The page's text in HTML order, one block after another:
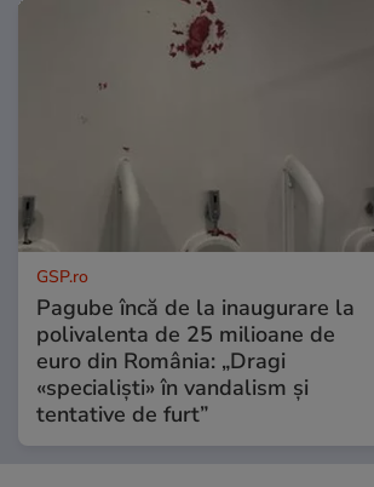
GSP.ro
Pagube încă de la inaugurare la
polivalenta de 25 milioane de
euro din România: „Dragi
«specialiști» în vandalism și
tentative de furt”